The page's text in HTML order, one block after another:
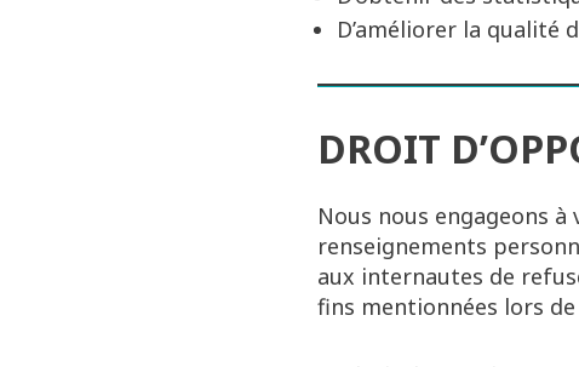
D’améliorer la qualité
DROIT
Nous nous engageons
renseignements
aux internautes de
fins mentionnées lors